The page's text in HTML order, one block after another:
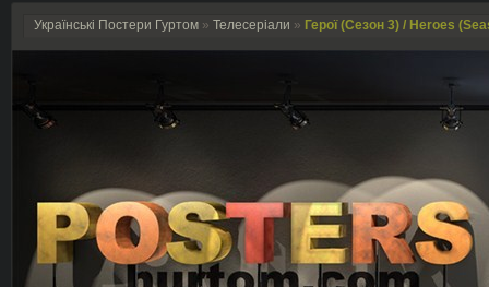
Українські Постери Гуртом » Телесеріали » Герої (Сезон 3) / Heroes